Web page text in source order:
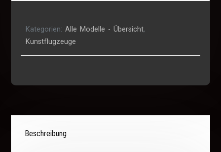
Kategorien:Alle Modelle - Übersicht,
Kunstflugzeuge
Beschreibung